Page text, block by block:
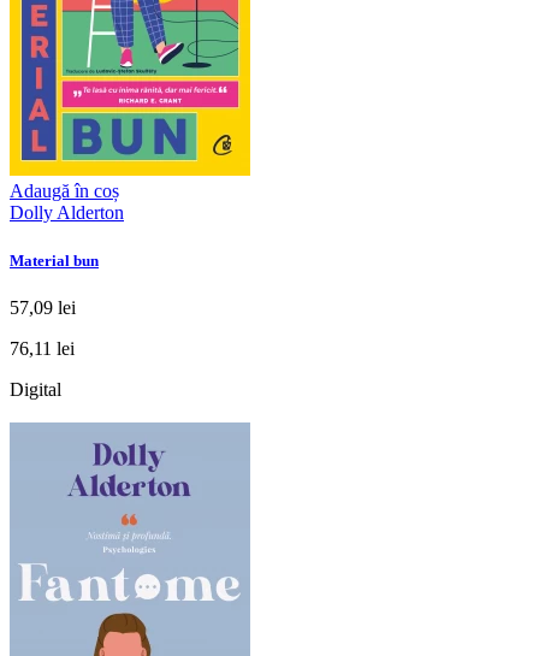
Adaugă în coș
Dolly Alderton
Material bun
57,09 lei
76,11 lei
Digital